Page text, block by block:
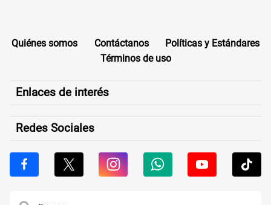
Quiénes somos Contáctanos
Políticas y Estándares
Términos de uso
Enlaces de interés
Redes Sociales